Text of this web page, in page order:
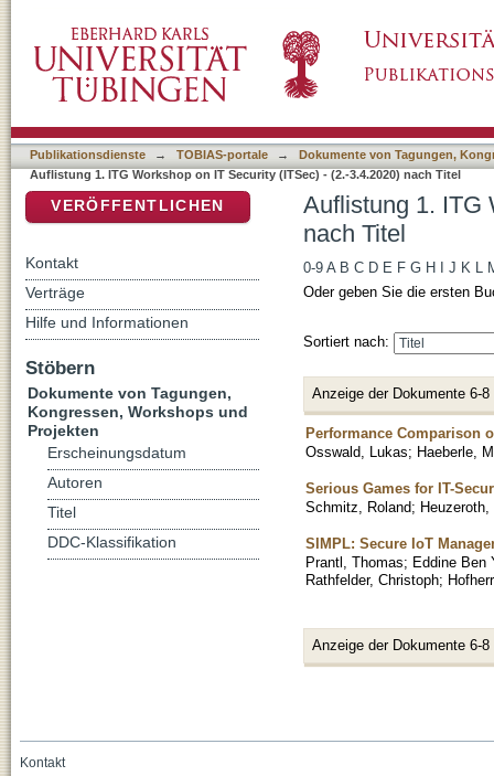
Publikationsdienste → TOBIAS-portale →
Dokumente von Tagungen,
Auflistung 1. ITG Workshop on IT Security (ITSec) - (2.-3.4.2020) nach Titel
Auflistung 1. ITG
nach Titel
0-9 A B C D E F G H J K L
Oder geben Sie die ersten
Sortiert nach:
Anzeige der Dokumente 6-8
Performance Comparison
Osswald, Lukas; Haeberle,
Serious Games for IT-
Schmitz, Roland; Heuzeroth,
SIMPL: Secure IoT
Prantl, Thomas; Eddine Ben
Rathfelder, Christoph;
Anzeige der Dokumente 6-8
VERÖFFENTLICHEN
Kontakt
Verträge
Hilfe und Informationen
Stöbern
Dokumente von Tagungen,
Kongressen, Workshops und
Projekten
Erscheinungsdatum
Autoren
Titel
DDC-Klassifikation
Kontakt